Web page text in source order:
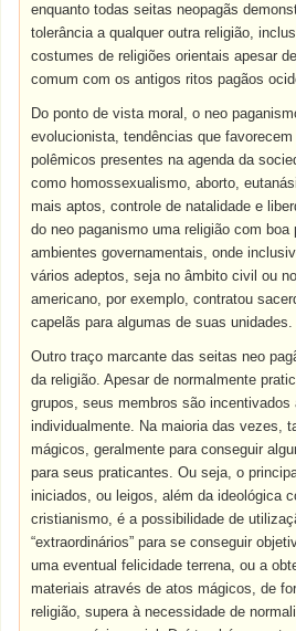
enquanto todas seitas neopagãs
tolerância a qualquer outra religião,
costumes de religiões orientais apesar
comum com os antigos ritos pagãos
Do ponto de vista moral, o neo
evolucionista, tendências que
polêmicos presentes na agenda da
como homossexualismo, aborto,
mais aptos, controle de natalidade e
do neo paganismo uma religião com boa
ambientes governamentais, onde
vários adeptos, seja no âmbito civil ou
americano, por exemplo, contratou
capelãs para algumas de suas unidades.
Outro traço marcante das seitas neo
da religião. Apesar de normalmente
grupos, seus membros são
individualmente. Na maioria das vezes,
mágicos, geralmente para conseguir
para seus praticantes. Ou seja, o
iniciados, ou leigos, além da ideológica
cristianismo, é a possibilidade de
“extraordinários” para se conseguir
uma eventual felicidade terrena, ou a
materiais através de atos mágicos, de
religião, supera à necessidade de